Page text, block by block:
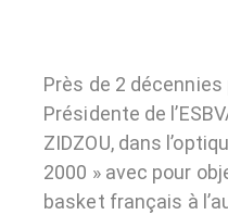
Près de 2
Présidente de
ZIDZOU, dans
2000 » avec pour
basket français à